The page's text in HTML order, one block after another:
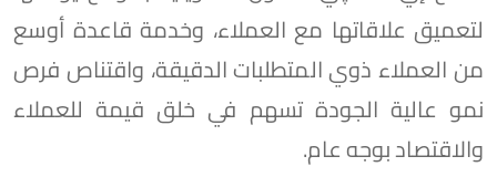
لتعميق علاقاتها مع العملاء، وخدمة قاعدة أوسع
من العملاء ذوي المتطلبات الدقيقة، واقتناص فرص
نمو عالية الجودة تسهم في خلق قيمة للعملاء
والاقتصاد بوجه عام.